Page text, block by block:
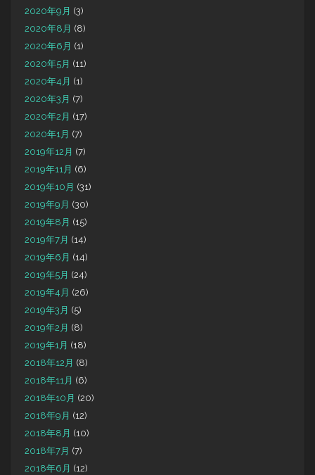
2020年9月 (3)
2020年8月 (8)
2020年6月 (1)
2020年5月 (11)
2020年4月 (1)
2020年3月 (7)
2020年2月 (17)
2020年1月 (7)
2019年12月 (7)
2019年11月 (6)
2019年10月 (31)
2019年9月 (30)
2019年8月 (15)
2019年7月 (14)
2019年6月 (14)
2019年5月 (24)
2019年4月 (26)
2019年3月 (5)
2019年2月 (8)
2019年1月 (18)
2018年12月 (8)
2018年11月 (6)
2018年10月 (20)
2018年9月 (12)
2018年8月 (10)
2018年7月 (7)
2018年6月 (12)